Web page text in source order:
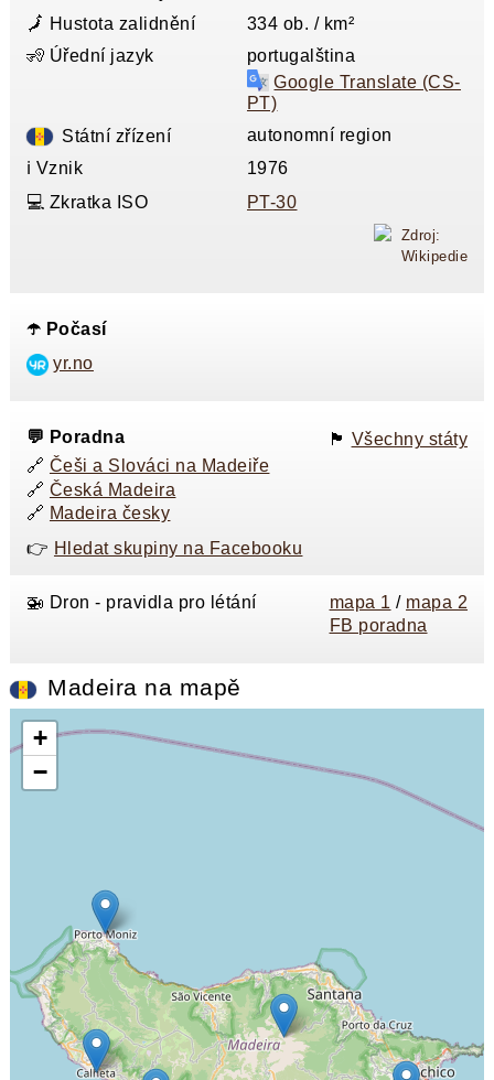
🗾 Hustota zalidnění
334 ob. / km²
🧏 Úřední jazyk
portugalština
Google Translate (CS-
PT)
Státní zřízení
autonomní region
ℹ️ Vznik
1976
💻 Zkratka ISO
PT-30
Zdroj:
Wikipedie
☂️ Počasí
yr.no
💬 Poradna 🏴󠁭󠁸󠁭󠁥󠁸󠁿 Všechny státy
🔗 Češi a Slováci na Madeiře
🔗 Česká Madeira
🔗 Madeira česky
👉 Hledat skupiny na Facebooku
🚁 Dron - pravidla pro létání mapa 1 / mapa 2
FB poradna
Madeira na mapě
+
−